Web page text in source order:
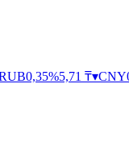
0,35%5,71 ₸▾CNY